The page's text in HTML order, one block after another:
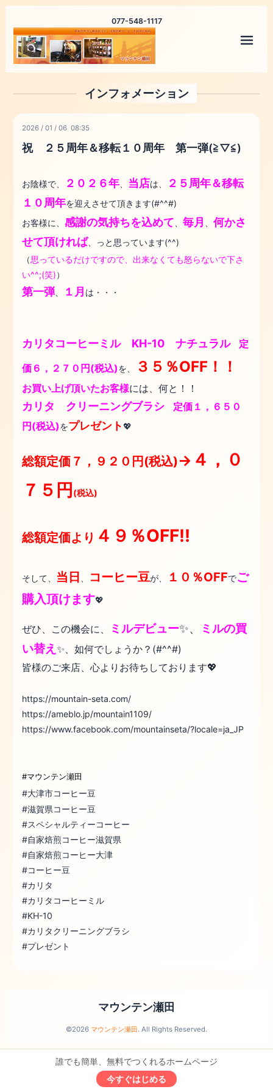
077-548-1117
インフォメーション
2026 /01 /06 08:35
祝 ２５周年＆移転１０周年 第一弾(≧▽≦)
お陰様で、 ２０２６年 当店は、
２５周年＆移転
１０周年を迎えさせて頂きます(#^^#)
お客様に、感謝の気持ちを込めて 、毎月 、何かさ
せて頂ければ、っと思っています(^^)
（思っているだけですので、出来なくても怒らないで下さ
い^^;(笑)）
第一弾、 １月 は・・・
カリタコーヒーミル KH-10 ナチュラル
定
価６，２７０円(税込)を、 ３５％OFF！！
お買い上げ頂いたお客様には、何と！！
カリタ クリーニングブラシ
定価１，６５０
円(税込)をプレゼント💖
総額定価７，９２０ 円(税込)→ ４，０
７５円(税込)
総額定価より ４９％OFF!!
そして、 当日 コーヒー豆が、 １０％OFFでご
購入頂けます💖
ぜひ、この機会に、 ミルデビュー✨、
ミルの買
い替え✨、如何でしょうか？(#^^#)
皆様のご来店、心よりお待ちしております💖
https://mountain-seta.com/
https://ameblo.jp/mountain1109/
https://www.facebook.com/mountainseta/?locale=ja_JP
#マウンテン瀬田
#大津市コーヒー豆
#滋賀県コーヒー豆
#スペシャルティーコーヒー
#自家焙煎コーヒー滋賀県
#自家焙煎コーヒー大津
#コーヒー豆
#カリタ
#カリタコーヒーミル
#KH-10
#カリタクリーニングブラシ
#プレゼント
マウンテン瀬田
©2026 マウンテン瀬田. All Rights Reserved.
誰でも簡単、無料でつくれるホームページ
今すぐはじめる